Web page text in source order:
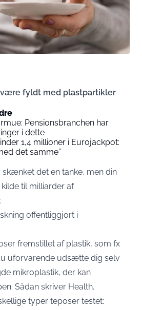
være fyldt med plastpartikler
Pensionsbranchen har
i dette
1,4 millioner i Eurojackpot:
det samme”
skænket det en tanke, men din
til milliarder af
offentliggjort i
fremstillet af plastik, som fx
uforvarende udsætte dig selv
mikroplastik, der kan
Sådan skriver Health.
typer teposer testet: